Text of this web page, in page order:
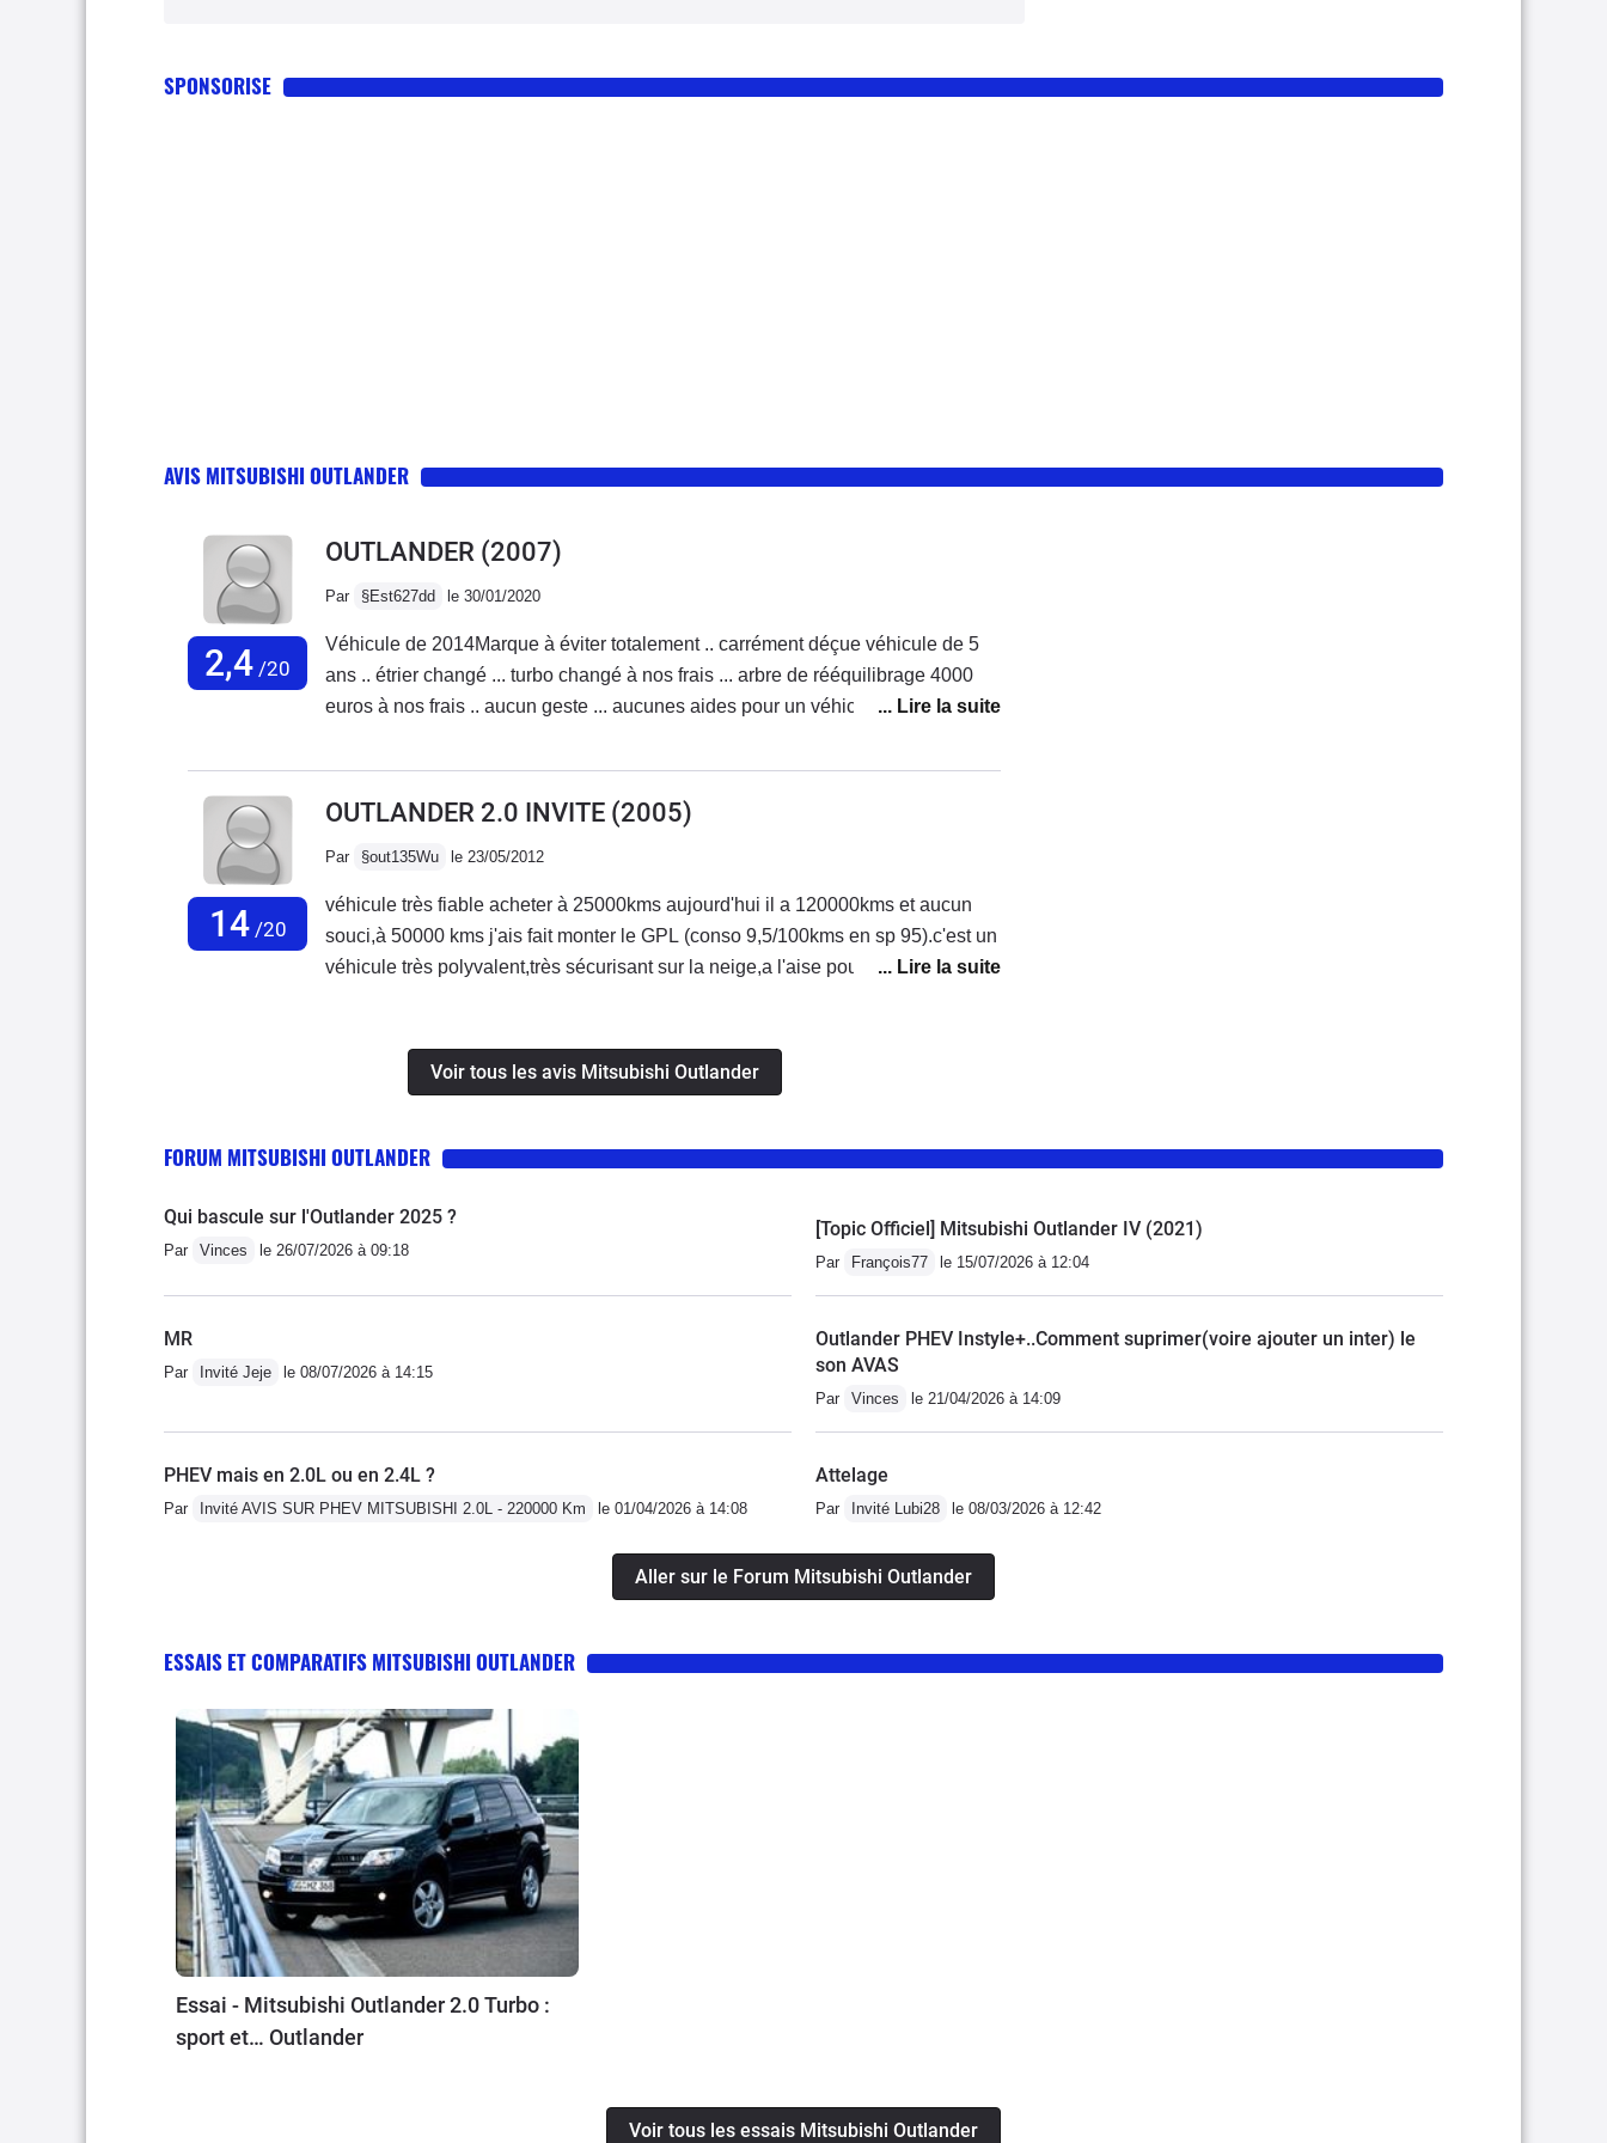
SPONSORISE
AVIS MITSUBISHI OUTLANDER
2,4 /20
OUTLANDER (2007)
Par §Est627dd le 30/01/2020
Véhicule de 2014Marque à éviter totalement .. carrément déçue véhicule de 5
ans .. étrier changé ... turbo changé à nos frais ... arbre de rééquilibrage 4000
euros à nos frais .. aucun geste ... aucunes aides pour un véhicule acheté neuf
solidité de cette marque #mitsubishi Vraiment carrément déçue de cette marque
14/20
OUTLANDER 2.0 INVITE (2005)
Par §out135Wu le 23/05/2012
véhicule très fiable acheter à 25000kms aujourd'hui il a 120000kms et aucun
souci,à 50000 kms j'ais fait monter le GPL (conso 9,5/100kms en sp 95).c'est un
véhicule très polyvalent,très sécurisant sur la neige,a l'aise pour tracter une
quotidienne.les défauts:le rayon de braquage trop long(pas pratique en ville)et
le coffre trop petit pour les bagages de 5 personnes. mais dans l'ensemble pour
Voir tous les avis Mitsubishi Outlander
FORUM MITSUBISHI OUTLANDER
Qui bascule sur l'Outlander 2025 ?
Par Vinces le 26/07/2026 à 09:18
[Topic Officiel] Mitsubishi Outlander IV (2021)
Par François77 le 15/07/2026 à 12:04
MR
Par Invité Jeje le 08/07/2026 à 14:15
Outlander PHEV Instyle+..Comment suprimer(voire ajouter un inter) le
son AVAS
Par Vinces le 21/04/2026 à 14:09
PHEV mais en 2.0L ou en 2.4L ?
Par Invité AVIS SUR PHEV MITSUBISHI 2.0L - 220000 Km le 01/04/2026 à 14:08
Attelage
Par Invité Lubi28 le 08/03/2026 à 12:42
Aller sur le Forum Mitsubishi Outlander
ESSAIS ET COMPARATIFS MITSUBISHI OUTLANDER
Essai - Mitsubishi Outlander 2.0 Turbo :
sport et… Outlander
Voir tous les essais Mitsubishi Outlander